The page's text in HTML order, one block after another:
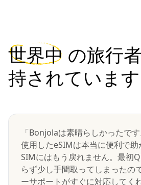
世界中 の旅行
持されています
「Bonjolaは素晴らしかったで
使用したeSIMは本当に便利で
SIMにはもう戻れません。最初
らず少し手間取ってしまったの
ーサポートがすぐに対応してく